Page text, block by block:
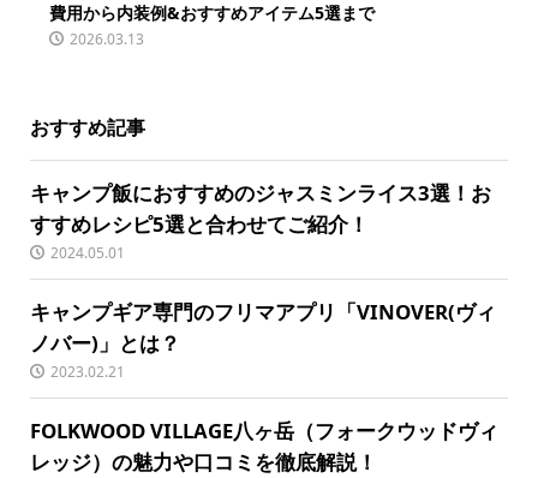
費用から内装例&おすすめアイテム5選まで
2026.03.13
おすすめ記事
キャンプ飯におすすめのジャスミンライス3選！お
すすめレシピ5選と合わせてご紹介！
2024.05.01
キャンプギア専門のフリマアプリ「VINOVER(ヴィ
ノバー)」とは？
2023.02.21
FOLKWOOD VILLAGE八ヶ岳（フォークウッドヴィ
レッジ）の魅力や口コミを徹底解説！